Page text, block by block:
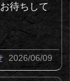
待ちして
2026/06/09